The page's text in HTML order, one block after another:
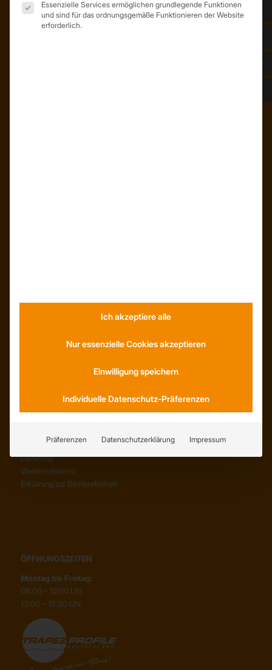
SERVICE
Abholung
Lieferung
Wiederrufsrecht
Erklärung zur Barrierefreiheit
ÖFFNUNGSZEITEN
Montag bis Freitag:
08:00 – 12:00 Uhr
13:00 – 16:30 Uhr
Essenzielle Services ermöglichen grundlegende Funktionen
und sind für das ordnungsgemäße Funktionieren der Website
erforderlich.
Ich akzeptiere alle
Nur essenzielle Cookies akzeptieren
Einwilligung speichern
Individuelle Datenschutz-Präferenzen
Präferenzen Datenschutzerklärung Impressum